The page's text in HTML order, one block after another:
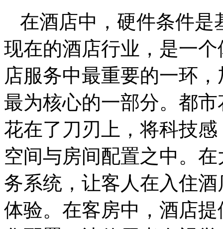
在酒店中，硬件条件是
现在的酒店行业，是一
店服务中最重要的一环
最为核心的一部分。都
花在了刀刃上，将科技
空间与房间配置之中。
务系统，让客人在入住
体验。在客房中，酒店